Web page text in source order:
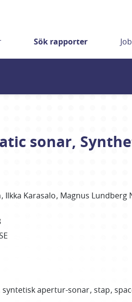
Sök rapporter
sonar,
Ilkka Karasalo Magnus Lundberg
syntetisk apertur-sonar stap